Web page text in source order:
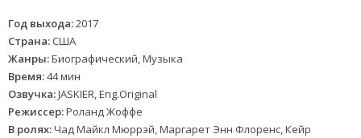
Год выхода:2017
Страна: США
Жанры:Биографический, Музыка
Время:44 мин
Озвучка:JASKIER, Eng.Original
Режиссер:Роланд Жоффе
В ролях:Чад Майкл Мюррэй, Маргарет Энн Флоренс, Кейр